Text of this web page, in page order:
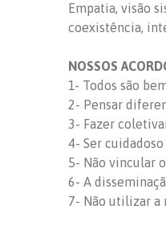
Empatia, visão
coexistência,
NOSSOS
1- Todos são
2- Pensar
3- Fazer
4- Ser
5- Não vincular
6- A
7- Não utilizar a